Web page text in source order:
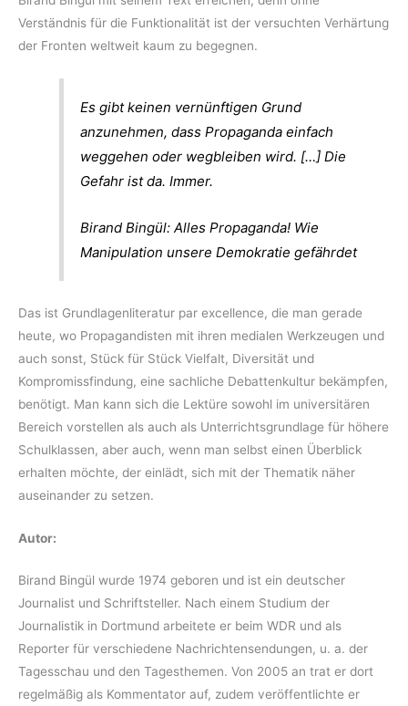
Verständnis für die Funktionalität ist der versuchten Verhärtung
der Fronten weltweit kaum zu begegnen.
Es gibt keinen vernünftigen Grund
anzunehmen, dass Propaganda einfach
weggehen oder wegbleiben wird. […] Die
Gefahr ist da. Immer.
Birand Bingül: Alles Propaganda! Wie
Manipulation unsere Demokratie gefährdet
Das ist Grundlagenliteratur par excellence, die man gerade
heute, wo Propagandisten mit ihren medialen Werkzeugen und
auch sonst, Stück für Stück Vielfalt, Diversität und
Kompromissfindung, eine sachliche Debattenkultur bekämpfen,
benötigt. Man kann sich die Lektüre sowohl im universitären
Bereich vorstellen als auch als Unterrichtsgrundlage für höhere
Schulklassen, aber auch, wenn man selbst einen Überblick
erhalten möchte, der einlädt, sich mit der Thematik näher
auseinander zu setzen.
Autor:
Birand Bingül wurde 1974 geboren und ist ein deutscher
Journalist und Schriftsteller. Nach einem Studium der
Journalistik in Dortmund arbeitete er beim WDR und als
Reporter für verschiedene Nachrichtensendungen, u. a. der
Tagesschau und den Tagesthemen. Von 2005 an trat er dort
regelmäßig als Kommentator auf, zudem veröffentlichte er